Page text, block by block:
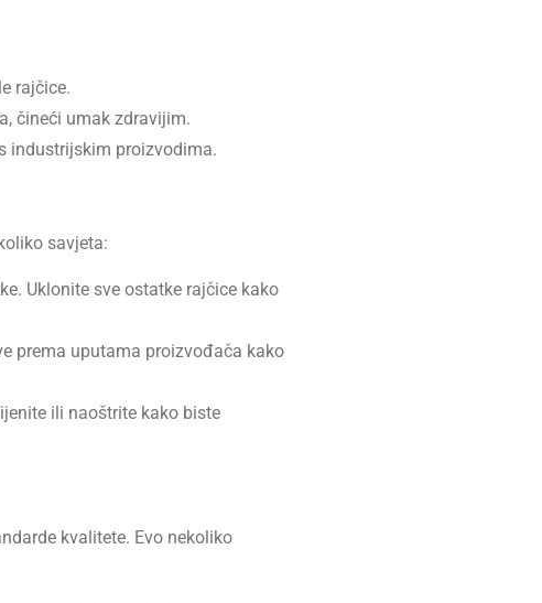
rajčice.
čineći umak zdravijim.
industrijskim proizvodima.
savjeta:
Uklonite sve ostatke rajčice kako
prema uputama proizvođača kako
ili naoštrite kako biste
kvalitete. Evo nekoliko